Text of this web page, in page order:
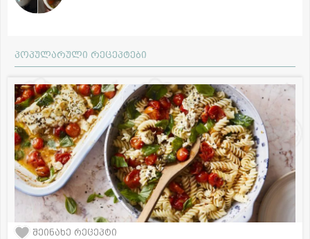
პოპულარული რეცეპტები
შეინახე რეცეპტი